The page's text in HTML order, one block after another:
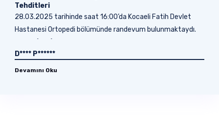
Tehditleri
28.03.2025 tarihinde saat 16:00’da Kocaeli Fatih Devlet
Hastanesi Ortopedi bölümünde randevum bulunmaktaydı.
D**** P******
Devamını Oku